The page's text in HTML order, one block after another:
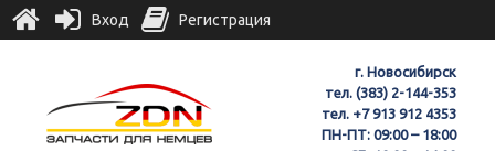
г. Новосибирск
тел. (383) 2-144-353
тел. +7 913 912 4353
ПН-ПТ: 09:00 – 18:00
Вход Регистрация